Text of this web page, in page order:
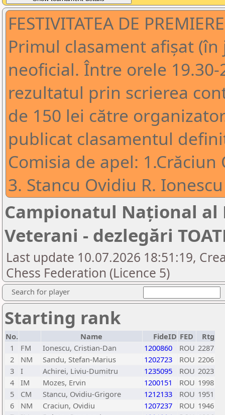
FESTIVITATEA DE
Primul clasament afișat
neoficial. Între orele
rezultatul prin scrierea
de 150 lei către
publicat clasamentul
Comisia de apel:
3. Stancu Ovidiu R.
Campionatul Național
Veterani - dezlegări
Last update 10.07.2026 18:51:19,
Chess Federation (Licence 5)
Search for player
Starting rank
No. Name FideID FED
Rtg
1
FM Ionescu, Cristian-Dan 1200860 ROU 2287
2
NM Sandu, Stefan-Marius 1202723 ROU 2206
3
I Achirei, Liviu-Dumitru 1235095 ROU 2023
4
IM Mozes, Ervin 1200151 ROU 1998
5
CM Stancu, Ovidiu-Grigore 1212133 ROU 1951
6
NM Craciun, Ovidiu 1207237 ROU 1946